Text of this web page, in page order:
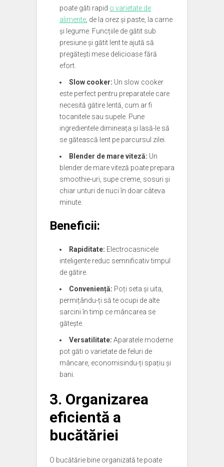
poate găti rapid o varietate de
alimente , de la orez și paste, la carne
și legume. Funcțiile de gătit sub
presiune și gătit lent te ajută să
pregătești mese delicioase fără
efort.
Slow cooker: Un slow cooker
este perfect pentru preparatele care
necesită gătire lentă, cum ar fi
tocanitele sau supele. Pune
ingredientele dimineața și lasă-le să
se gătească lent pe parcursul zilei.
Blender de mare viteză: Un
blender de mare viteză poate prepara
smoothie-uri, supe creme, sosuri și
chiar unturi de nuci în doar câteva
minute.
Beneficii:
Rapiditate: Electrocasnicele
inteligente reduc semnificativ timpul
de gătire.
Conveniență: Poți seta și uita,
permițându-ți să te ocupi de alte
sarcini în timp ce mâncarea se
gătește.
Versatilitate: Aparatele moderne
pot găti o varietate de feluri de
mâncare, economisindu-ți spațiu și
bani.
3. Organizarea
eficientă a
bucătăriei
O bucătărie bine organizată te poate